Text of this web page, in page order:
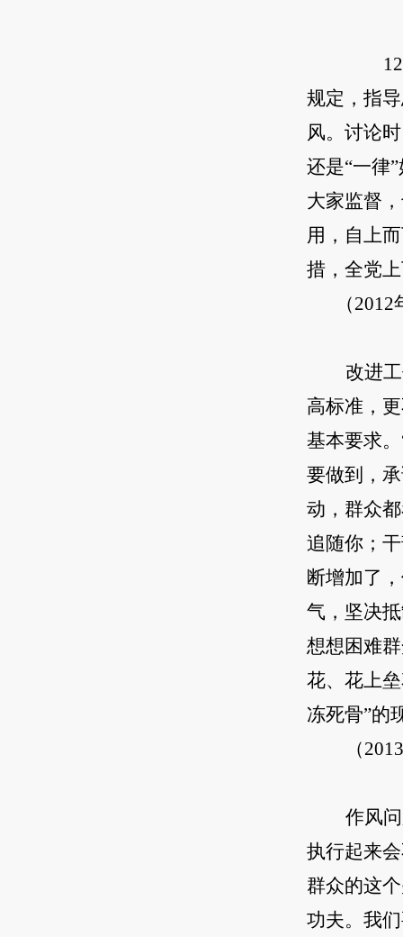
规定，指
风。讨论
还是“一律
大家监督
用，自上
措，全党
（
改进
高标准，
基本要求
要做到，
动，群众
追随你；
断增加了
气，坚决
想想困难
花、花上
冻死骨”的
（
作风
执行起来
群众的这
功夫。我